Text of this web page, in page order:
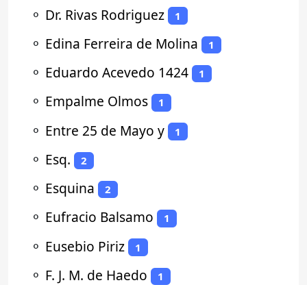
⚬ Dr. Rivas Rodriguez 1
⚬ Edina Ferreira de Molina 1
⚬ Eduardo Acevedo 1424 1
⚬ Empalme Olmos 1
⚬ Entre 25 de Mayo y 1
⚬ Esq. 2
⚬ Esquina 2
⚬ Eufracio Balsamo 1
⚬ Eusebio Piriz 1
⚬ F. J. M. de Haedo 1